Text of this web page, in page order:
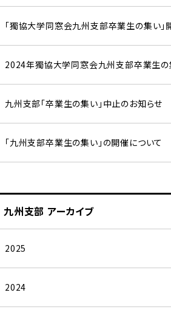
「獨協大学同窓会九州支部卒業生の集い」
2024年獨協大学同窓会九州支部卒業生の
九州支部「卒業生の集い」中止のお知らせ
「九州支部卒業生の集い」の開催について
九州支部 アーカイブ
2025
2024